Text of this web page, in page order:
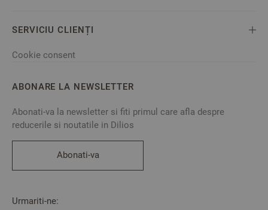
SERVICIU CLIENȚI
Cookie consent
ABONARE LA NEWSLETTER
Abonati-va la newsletter si fiti primul care afla despre
reducerile si noutatile in Dilios
Abonati-va
Urmariti-ne: